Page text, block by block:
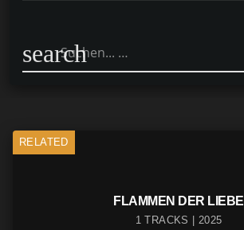
search
RELATED
FLAMMEN DER LIEBE
1 TRACKS | 2025